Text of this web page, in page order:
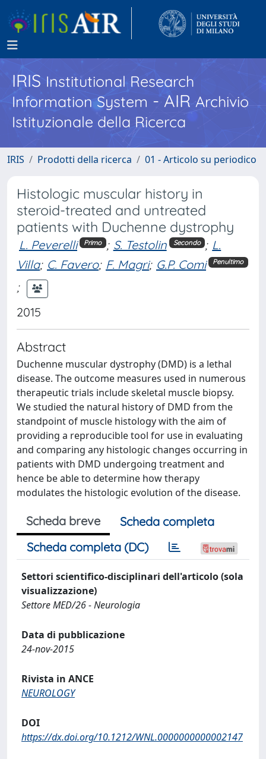
IRISInstitutional Research
Information System - AIR Archivio
Istituzionale della Ricerca
IRIS Prodotti della ricerca 01 - Articolo su periodico
Histologic muscular history in
steroid-treated and untreated
patients with Duchenne dystrophy
L. Peverelli Primo ; S. Testolin Secondo ; L.
Villa; C. Favero; F. Magri; G.P. Comi Penultimo
;
2015
Abstract
Duchenne muscular dystrophy (DMD) is a lethal
disease. The outcome measures used in numerous
therapeutic trials include skeletal muscle biopsy.
We studied the natural history of DMD from the
standpoint of muscle histology with the aim of
providing a reproducible tool for use in evaluating
and comparing any histologic changes occurring in
patients with DMD undergoing treatment and
hence be able to determine how therapy
modulates the histologic evolution of the disease.
Scheda breve
Scheda completa
Scheda completa (DC)
Settori scientifico-disciplinari dell'articolo (sola
visualizzazione)
Settore MED/26 - Neurologia
Data di pubblicazione
24-nov-2015
Rivista in ANCE
NEUROLOGY
DOI
https://dx.doi.org/10.1212/WNL.0000000000002147